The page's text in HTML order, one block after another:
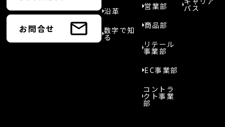
お問合せ
沿革
数字で知
る
営業部
商品部
リテール
事業部
EC事業部
コントラ
クト事業
部
パス